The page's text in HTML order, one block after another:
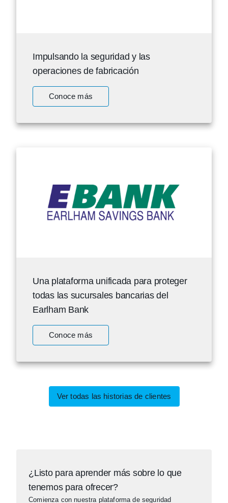
Impulsando la seguridad y las
operaciones de fabricación
Conoce más
Una plataforma unificada para proteger
todas las sucursales bancarias del
Earlham Bank
Conoce más
Ver todas las historias de clientes
¿Listo para aprender más sobre lo que
tenemos para ofrecer?
Comienza con nuestra plataforma de seguridad